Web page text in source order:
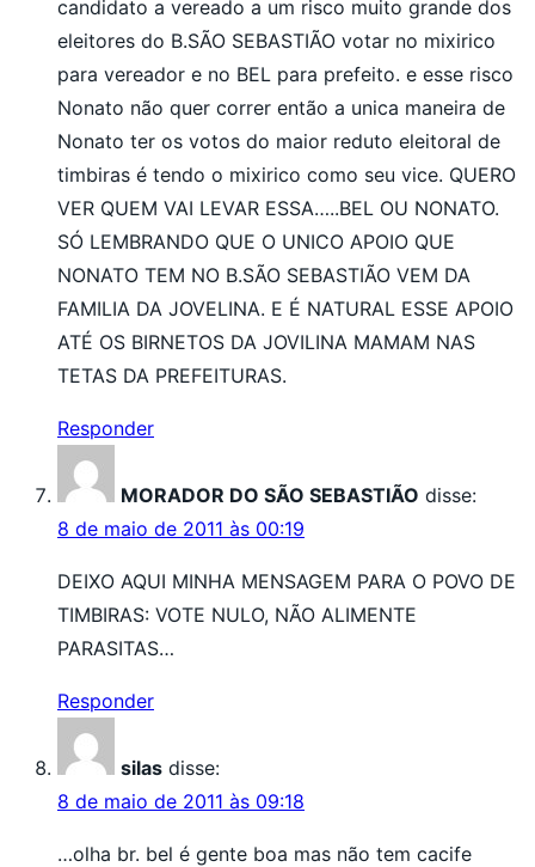
candidato a vereado a um risco muito grande dos
eleitores do B.SÃO SEBASTIÃO votar no mixirico
para vereador e no BEL para prefeito. e esse risco
Nonato não quer correr então a unica maneira de
Nonato ter os votos do maior reduto eleitoral de
timbiras é tendo o mixirico como seu vice. QUERO
VER QUEM VAI LEVAR ESSA…..BEL OU NONATO.
SÓ LEMBRANDO QUE O UNICO APOIO QUE
NONATO TEM NO B.SÃO SEBASTIÃO VEM DA
FAMILIA DA JOVELINA. E É NATURAL ESSE APOIO
ATÉ OS BIRNETOS DA JOVILINA MAMAM NAS
TETAS DA PREFEITURAS.
Responder
MORADOR DO SÃO SEBASTIÃO disse:
8 de maio de 2011 às 00:19
DEIXO AQUI MINHA MENSAGEM PARA O POVO DE
TIMBIRAS: VOTE NULO, NÃO ALIMENTE
PARASITAS…
Responder
silas disse:
8 de maio de 2011 às 09:18
…olha br. bel é gente boa mas não tem cacife